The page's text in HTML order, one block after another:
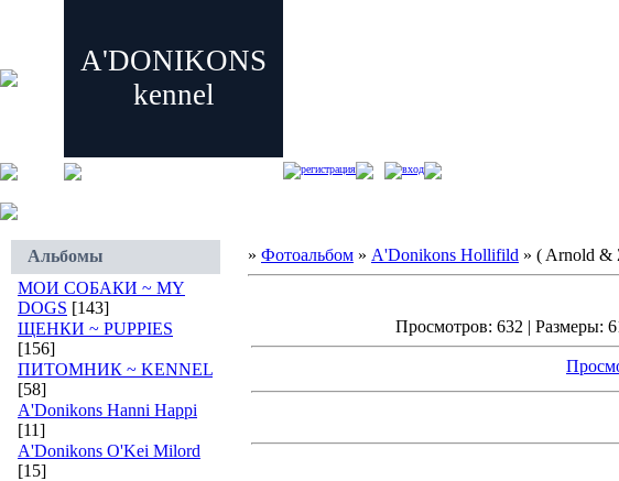
A'DONIKONS
kennel
регистрация вход
Альбомы
МОИ СОБАКИ ~ MY
DOGS [143]
ЩЕНКИ ~ PUPPIES
[156]
ПИТОМНИК ~ KENNEL
[58]
A'Donikons Hanni Happi
[11]
A'Donikons O'Kei Milord
[15]
» Фотоальбом » A'Donikons Hollifild » ( Arnold &
Просмотров: 632 | Размеры: